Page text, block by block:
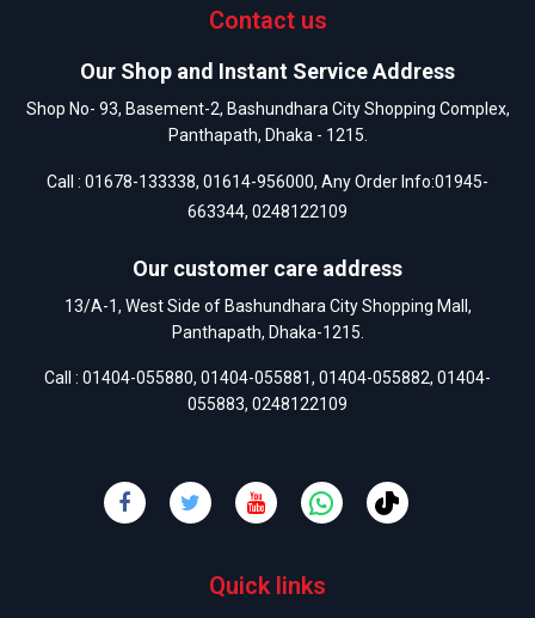
Contact us
Our Shop and Instant Service Address
Shop No- 93, Basement-2, Bashundhara City Shopping Complex,
Panthapath, Dhaka - 1215.
Call : 01678-133338, 01614-956000, Any Order Info:01945-
663344, 0248122109
Our customer care address
13/A-1, West Side of Bashundhara City Shopping Mall,
Panthapath, Dhaka-1215.
Call : 01404-055880, 01404-055881, 01404-055882, 01404-
055883, 0248122109
Quick links